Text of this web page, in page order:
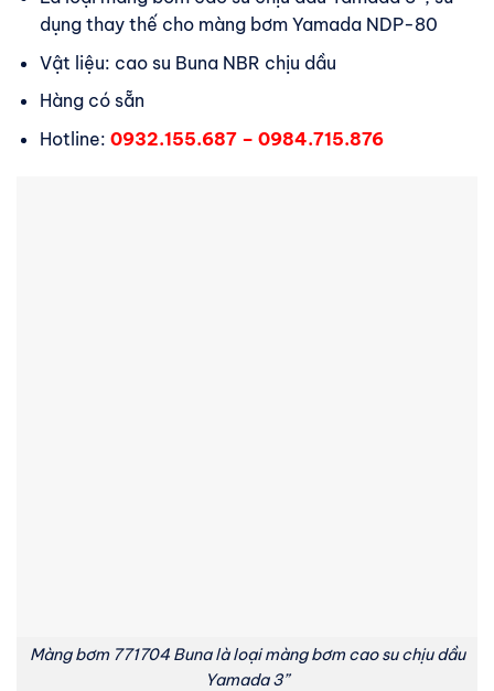
dụng thay thế cho màng bơm Yamada NDP-80
Vật liệu: cao su Buna NBR chịu dầu
Hàng có sẵn
Hotline: 0932.155.687 – 0984.715.876
Màng bơm 771704 Buna là loại màng bơm cao su chịu dầu
Yamada 3”